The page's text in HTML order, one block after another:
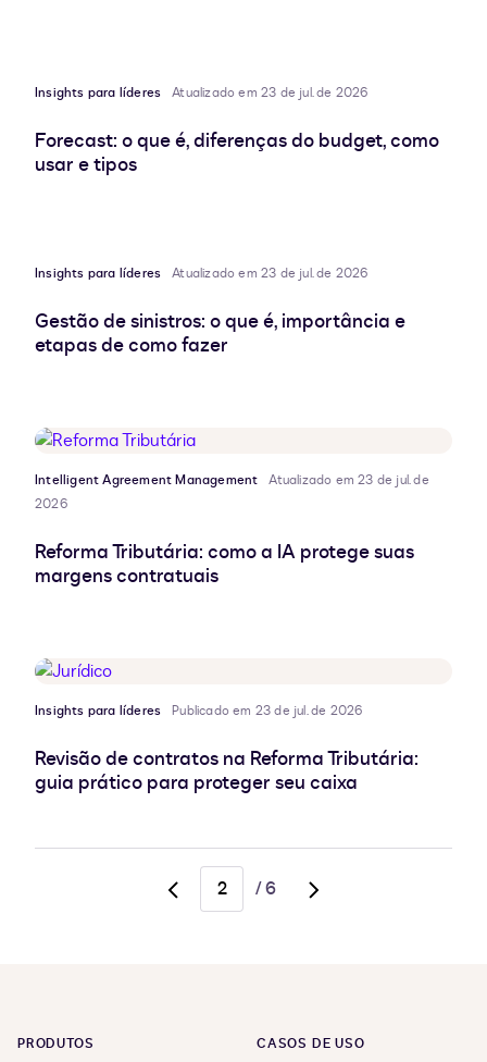
Insights para líderes Atualizado em 23 de jul. de 2026
Forecast: o que é, diferenças do budget, como
usar e tipos
Insights para líderes Atualizado em 23 de jul. de 2026
Gestão de sinistros: o que é, importância e
etapas de como fazer
Intelligent Agreement Management
Atualizado em 23 de jul. de
2026
Reforma Tributária: como a IA protege suas
margens contratuais
Insights para líderes Publicado em 23 de jul. de 2026
Revisão de contratos na Reforma Tributária:
guia prático para proteger seu caixa
Go
/6
Go
PRODUTOS CASOS DE USO